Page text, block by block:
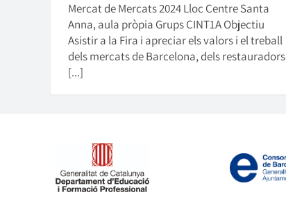
Mercat de Mercats 2024 Lloc Centre Santa
Anna, aula pròpia Grups CINT1A Objectiu
Asistir a la Fira i apreciar els valors i el treball
dels mercats de Barcelona, dels restauradors
[...]